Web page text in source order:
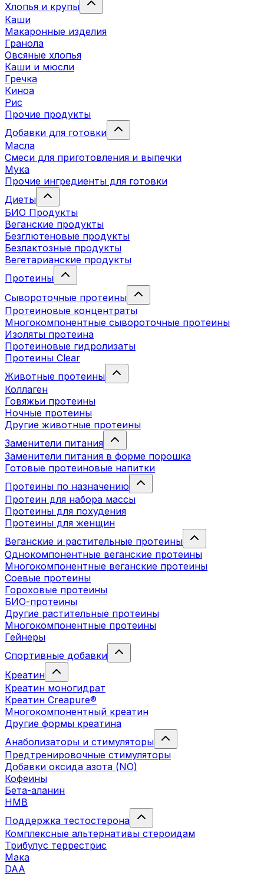
Хлопья и крупы
Каши
Макаронные изделия
Гранола
Овсяные хлопья
Каши и мюсли
Гречка
Киноа
Рис
Прочие продукты
Добавки для готовки
Масла
Смеси для приготовления и выпечки
Мука
Прочие ингредиенты для готовки
Диеты
БИО Продукты
Веганские продукты
Безглютеновые продукты
Безлактозные продукты
Вегетарианские продукты
Протеины
Сывороточные протеины
Протеиновые концентраты
Многокомпонентные сывороточные протеины
Изоляты протеина
Протеиновые гидролизаты
Протеины Clear
Животные протеины
Коллаген
Говяжьи протеины
Ночные протеины
Другие животные протеины
Заменители питания
Заменители питания в форме порошка
Готовые протеиновые напитки
Протеины по назначению
Протеин для набора массы
Протеины для похудения
Протеины для женщин
Веганские и растительные протеины
Однокомпонентные веганские протеины
Многокомпонентные веганские протеины
Соевые протеины
Гороховые протеины
БИО-протеины
Другие растительные протеины
Многокомпонентные протеины
Гейнеры
Спортивные добавки
Креатин
Креатин моногидрат
Креатин Creapure®
Многокомпонентный креатин
Другие формы креатина
Анаболизаторы и стимуляторы
Предтренировочные стимуляторы
Добавки оксида азота (NO)
Кофеины
Бета-аланин
HMB
Поддержка тестостерона
Комплексные альтернативы стероидам
Трибулус террестрис
Мака
DAA